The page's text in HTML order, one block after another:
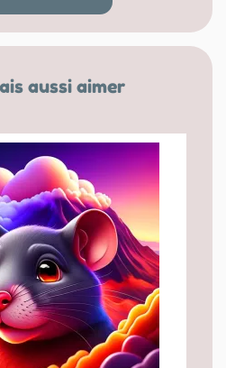
aussi aimer